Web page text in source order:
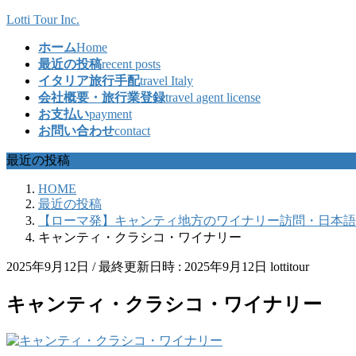
コ
ッ
プ
ナ
移
動
Lotti Tour Inc.
ホームHome
最近の投稿recent posts
イタリア旅行手配travel Italy
会社概要・旅行業登録travel agent license
お支払いpayment
お問い合わせcontact
最近の投稿
HOME
最近の投稿
【ローマ発】キャンティ地方のワイナリー訪問・日本
キャンティ・クラシコ・ワイナリー
2025年9月12日 / 最終更新日時 : 2025年9月12日 lottitour
キャンティ・クラシコ・ワイナリー